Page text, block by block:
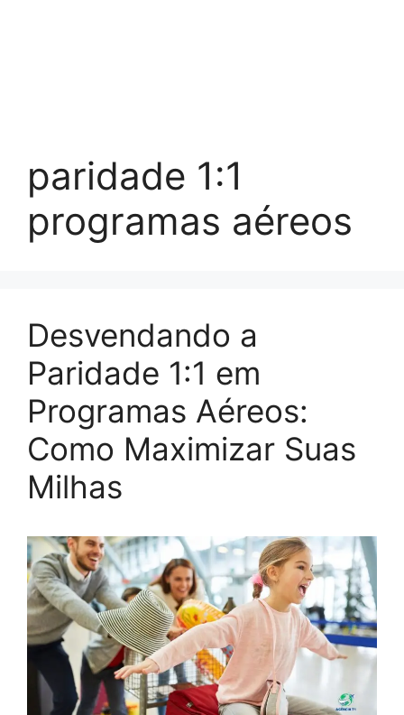
paridade 1:1
programas aéreos
Desvendando a
Paridade 1:1 em
Programas Aéreos:
Como Maximizar Suas
Milhas